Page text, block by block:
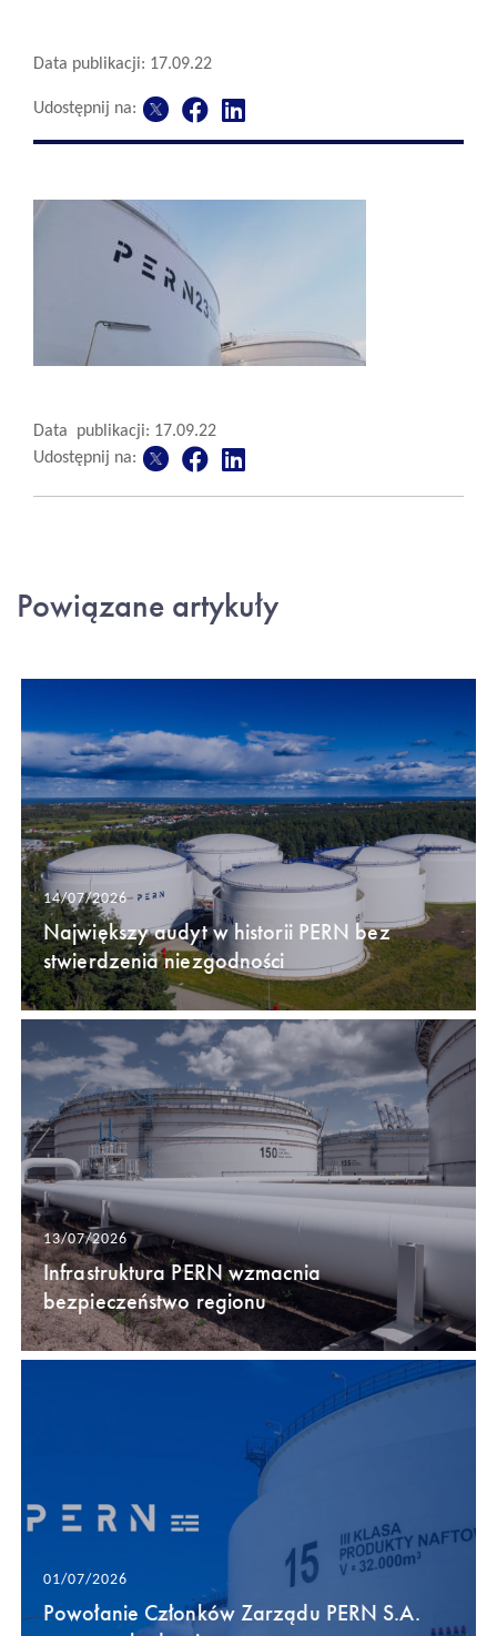
Data publikacji: 17.09.22
Udostępnij na:
Data publikacji: 17.09.22
Udostępnij na:
Powiązane artykuły
14/07/2026
Największy audyt w historii PERN bez
stwierdzenia niezgodności
13/07/2026
Infrastruktura PERN wzmacnia
bezpieczeństwo regionu
01/07/2026
Powołanie Członków Zarządu PERN S.A.